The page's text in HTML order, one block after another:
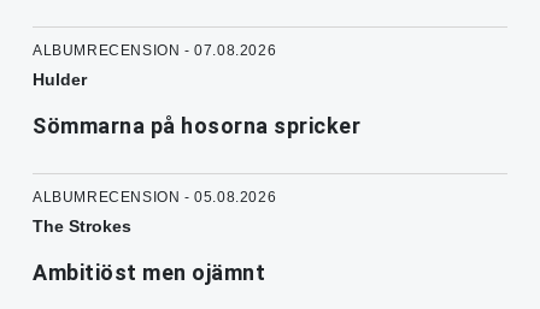
ALBUMRECENSION - 07.08.2026
Hulder
Sömmarna på hosorna spricker
ALBUMRECENSION - 05.08.2026
The Strokes
Ambitiöst men ojämnt